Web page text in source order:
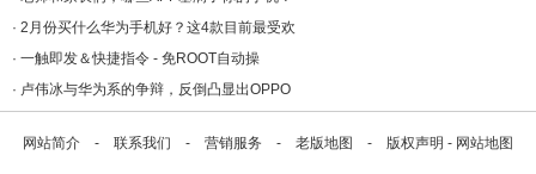
· 2月份买什么华为手机好？这4款目前最受欢
· 一触即发＆快捷指令 - 免ROOT自动操
· 卢伟冰与华为系的争辩，反倒凸显出OPPO
网站简介 - 联系我们 - 营销服务 - 老版地图 - 版权声明 - 网站地图